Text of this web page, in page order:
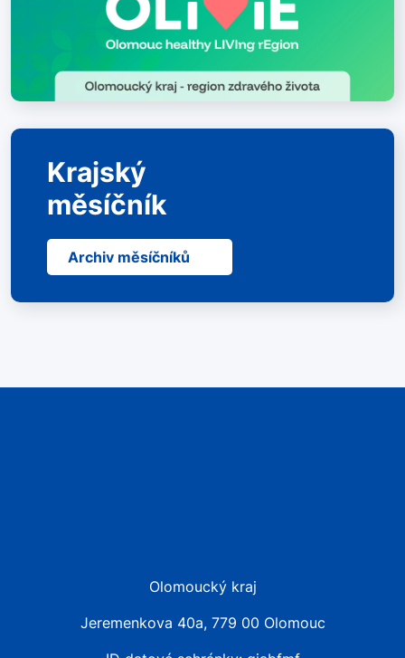
Krajský
měsíčník
Archiv měsíčníků
Olomoucký kraj
Jeremenkova 40a, 779 00 Olomouc